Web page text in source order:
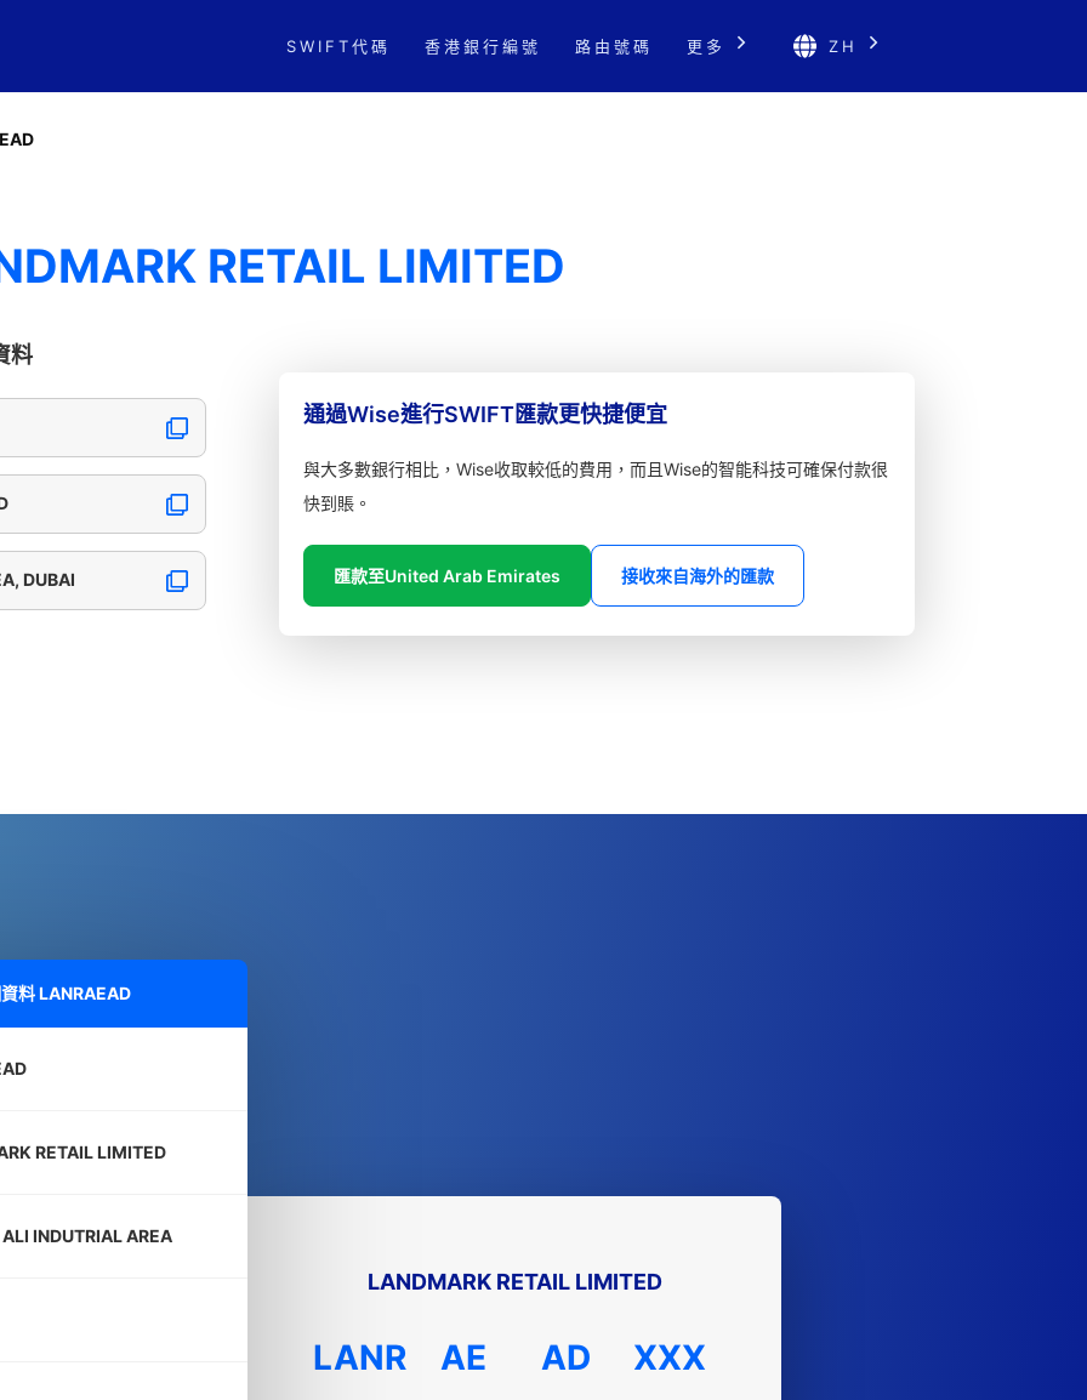
SWIFT代碼 香港銀行編號 路由號碼 更多 ZH
RETAIL LIMITED
料
DUBAI
通過Wise進行SWIFT匯款更快捷便宜
與大多數銀行相比，Wise收取較低的費用，而且Wise的智能科技可確保付款很
快到賬。
匯款至United Arab Emirates 接收來自海外的匯款
料LANRAEAD
RETAIL LIMITED
INDUTRIAL AREA
LANDMARK RETAIL LIMITED
LANR AE AD XXX